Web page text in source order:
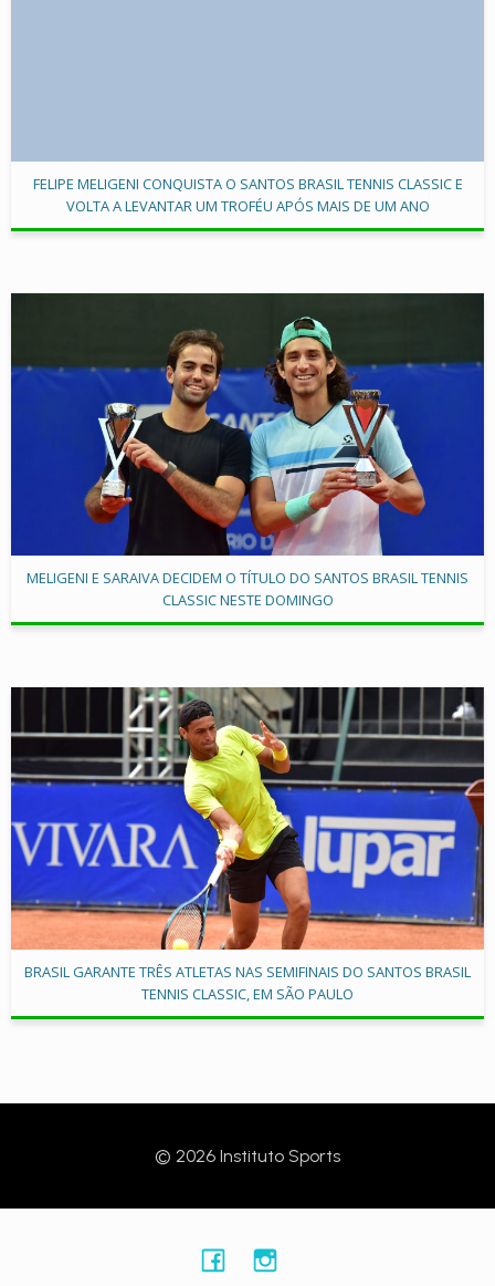
FELIPE MELIGENI CONQUISTA O SANTOS BRASIL TENNIS CLASSIC E
VOLTA A LEVANTAR UM TROFÉU APÓS MAIS DE UM ANO
MELIGENI E SARAIVA DECIDEM O TÍTULO DO SANTOS BRASIL TENNIS
CLASSIC NESTE DOMINGO
BRASIL GARANTE TRÊS ATLETAS NAS SEMIFINAIS DO SANTOS BRASIL
TENNIS CLASSIC, EM SÃO PAULO
© 2026 Instituto Sports